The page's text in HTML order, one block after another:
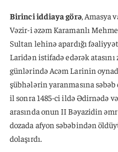
Birinci iddiaya görə, Amasya
Vəzir-i əzəm Karamanlı
Sultan lehinə apardığı
Laridən istifadə edərək
günlərində Acəm Larinin
şübhələrin yaranmasına
il sonra 1485-ci ildə Ədirnədə
arasında onun II Bəyazidin
dozada afyon səbəbindən
dolaşırdı.